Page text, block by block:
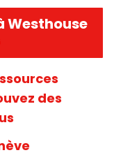
Westhouse
des